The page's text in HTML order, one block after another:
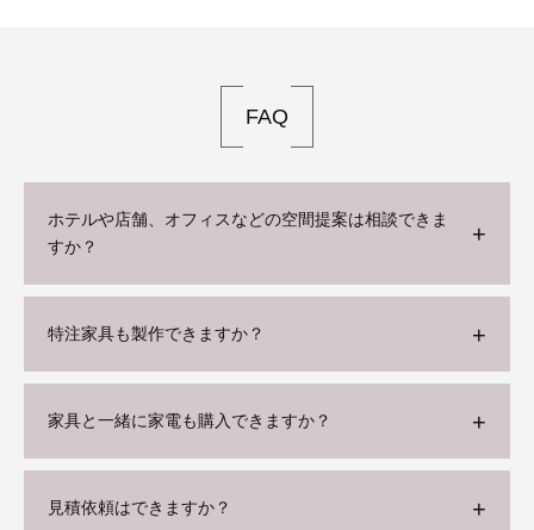
FAQ
ホテルや店舗、オフィスなどの空間提案は相談できま
すか？
特注家具も製作できますか？
家具と一緒に家電も購入できますか？
見積依頼はできますか？